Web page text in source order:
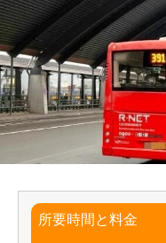
所要時間と料金